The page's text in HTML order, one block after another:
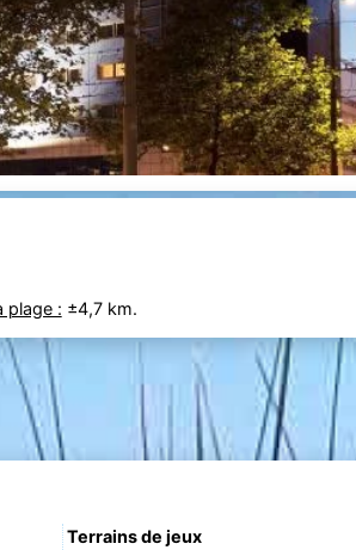
plage : ±4,7 km.
Terrains de jeux